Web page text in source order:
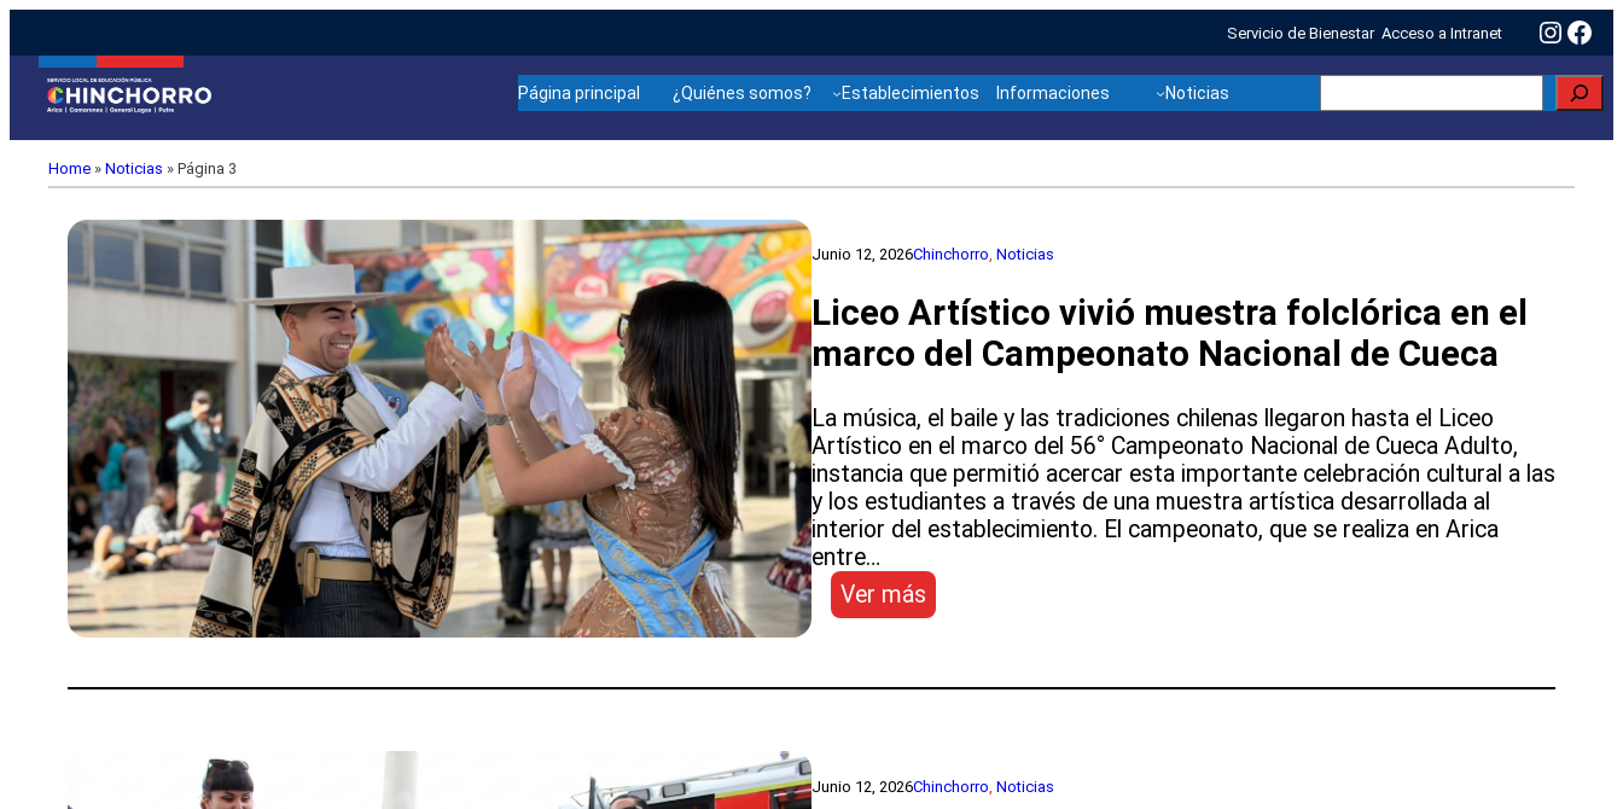
Servicio de Bienestar Acceso a Intranet
Página principal ¿Quiénes somos? Establecimientos Informaciones Noticias
Home » Noticias » Página 3
Junio 12, 2026Chinchorro, Noticias
Liceo Artístico vivió muestra folclórica en el
marco del Campeonato Nacional de Cueca
La música, el baile y las tradiciones chilenas llegaron hasta el Liceo
Artístico en el marco del 56° Campeonato Nacional de Cueca Adulto,
instancia que permitió acercar esta importante celebración cultural a las
y los estudiantes a través de una muestra artística desarrollada al
interior del establecimiento. El campeonato, que se realiza en Arica
entre…
Ver más
Liceo
el
Junio 12, 2026Chinchorro Noticias